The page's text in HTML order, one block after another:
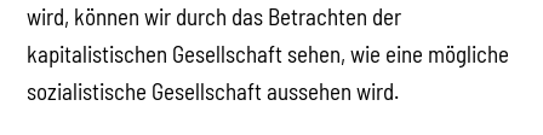
wird, können wir durch das Betrachten der
kapitalistischen Gesellschaft sehen, wie eine mögliche
sozialistische Gesellschaft aussehen wird.